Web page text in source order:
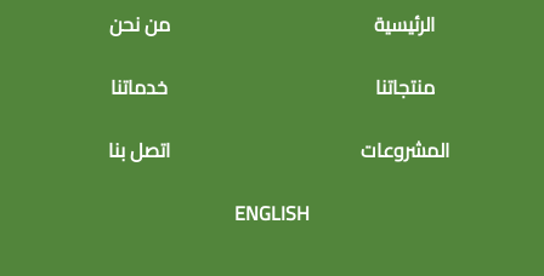
الرئيسية
من نحن
منتجاتنا
خدماتنا
المشروعات
اتصل بنا
ENGLISH